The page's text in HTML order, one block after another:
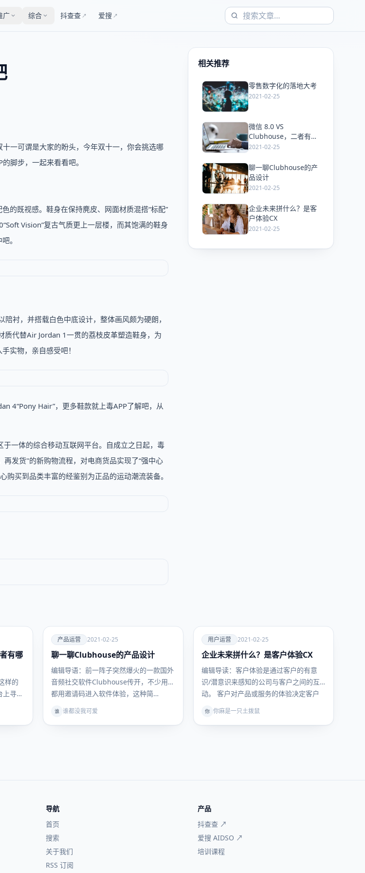
广 综合 抖查查 ↗ 爱搜 ↗
一可谓是大家的盼头，今年双十一，你会挑选哪
脚步，一起来看看吧。
的既视感。鞋身在保持麂皮、网面材质混搭“标配”
Vision”复古气质更上一层楼，而其饱满的鞋身
。
衬，并搭载白色中底设计，整体画风颇为硬朗，
代替Air Jordan 1一贯的荔枝皮革塑造鞋身，为
实物，亲自感受吧！
4“Pony Hair”，更多鞋款就上毒APP了解吧，从
一体的综合移动互联网平台。自成立之日起，毒
发货"的新购物流程，对电商货品实现了“强中心
买到品类丰富的经鉴别为正品的运动潮流装备。
相关推荐
爱 零售数字化的落地大考
2021-02-25
爱
微信 8.0 VS
Clubhouse，二者有哪
些产品共通点？
2021-02-25
爱
聊一聊Clubhouse的产
品设计
2021-02-25
爱
企业未来拼什么？是客
户体验CX
2021-02-25
有哪
样的
寻找
爱
产品运
产品运营 2021-02-25
聊一聊Clubhouse的产品设计
编辑导语：前一阵子突然爆火的一款国外
音频社交软件Clubhouse传开，不少用户
都用邀请码进入软件体验，这种简…
谁 谁都没我可爱
爱
用户运
用户运营 2021-02-25
企业未来拼什么？是客户体验CX
编辑导读：客户体验是通过客户的有意
识/潜意识来感知的公司与客户之间的互
动。 客户对产品或服务的体验决定客户
你 你麻是一只土拨鼠
导航
首页
搜索
关于我们
RSS 订阅
产品
抖查查 ↗
爱搜 AIDSO ↗
培训课程